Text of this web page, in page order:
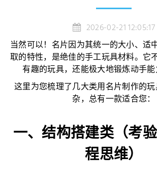
2026-02-21 12:05:17
当然可以！名片因为其统一的大小、适
取的特性，是绝佳的手工玩具材料。它
有趣的玩具，还能极大地锻炼动手能
这里为您梳理了几大类用名片制作的
杂，总有一款适合您：
一、结构搭建类（考
程思维）